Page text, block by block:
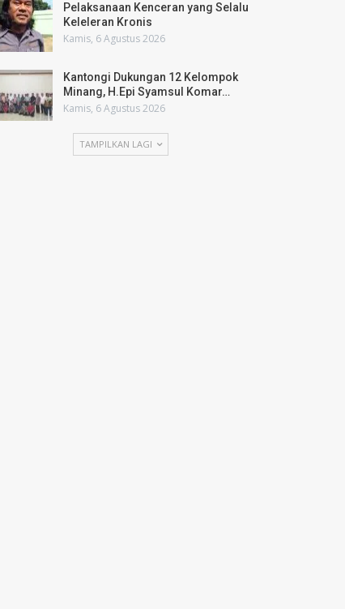
Pelaksanaan Kenceran yang Selalu
Keleleran Kronis
Kamis, 6 Agustus 2026
Kantongi Dukungan 12 Kelompok
Minang, H.Epi Syamsul Komar…
Kamis, 6 Agustus 2026
TAMPILKAN LAGI